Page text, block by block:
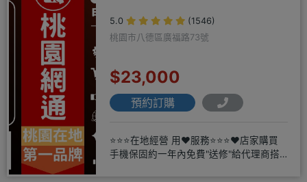
5.0
(1546)
桃園市八德區廣福路73號
$23,000
預約訂購
⭐⭐⭐在地經營 用❤️服務⭐⭐⭐❤️店家購買
手機保固約一年內免費"送修"給代理商搭